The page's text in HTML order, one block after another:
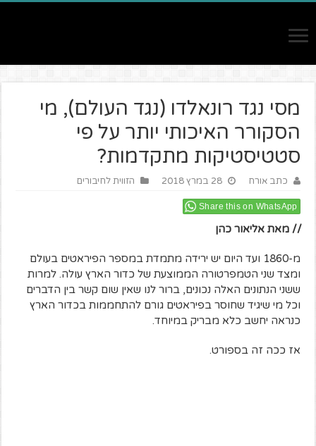
מסי נגד רונאלדו (נגד העולם), מי
הסקורר האיכותי יותר על פי
סטטיסטיקות מתקדמות?
כתב אורח 28 במרץ 2018 הזווית לחיבורים
Share this on WhatsApp
// מאת אליאור כהן
מ-1860 ועד היום יש ירידה מתמדת במספר הפיראטים בעולם
ומצד שני הטמפרטורה הממוצעת של כדור הארץ עולה. למרות
ששני הנתונים האלה נכונים, ברור לנו שאין שום קשר בין הדברים
וכל מי שיגיד שחוסר בפיראטים גורם להתחממות בכדור הארץ
כנראה יחשב כלא מבריק במיוחד.
אז ככה זה בספורט.